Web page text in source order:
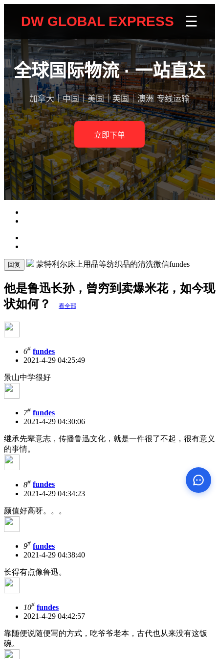
回复 蒙特利尔床上用品等纺织品的清洗微信fundes
他是鲁迅长孙，曾穷到卖爆米花，如今现
状如何？
看全部
6# fundes
2021-4-29 04:25:49
景山中学很好
7# fundes
2021-4-29 04:30:06
继承先辈意志，传播鲁迅文化，就是一件很了不起，很有意义
的事情。
8# fundes
2021-4-29 04:34:23
颜值好高呀。。。
9# fundes
2021-4-29 04:38:40
长得有点像鲁迅。
10# fundes
2021-4-29 04:42:57
靠随便说随便写的方式，吃爷爷老本，古代也从来没有这饭
碗。